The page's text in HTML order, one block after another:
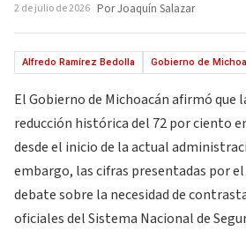
2 de julio de 2026 Por Joaquín Salazar
Alfredo Ramírez Bedolla Gobierno de
El Gobierno de Michoacán afirmó que
reducción histórica del 72 por ciento
desde el inicio de la actual
embargo, las cifras presentadas por
debate sobre la necesidad de
oficiales del Sistema Nacional de